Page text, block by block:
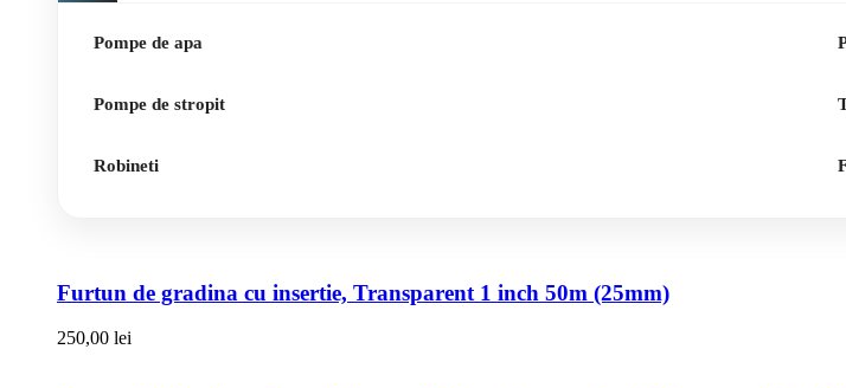
Pompe de apa
Pompe de stropit
Robineti
Furtun de gradina cu insertie, Transparent 1 inch 50m (25mm)
250,00 lei